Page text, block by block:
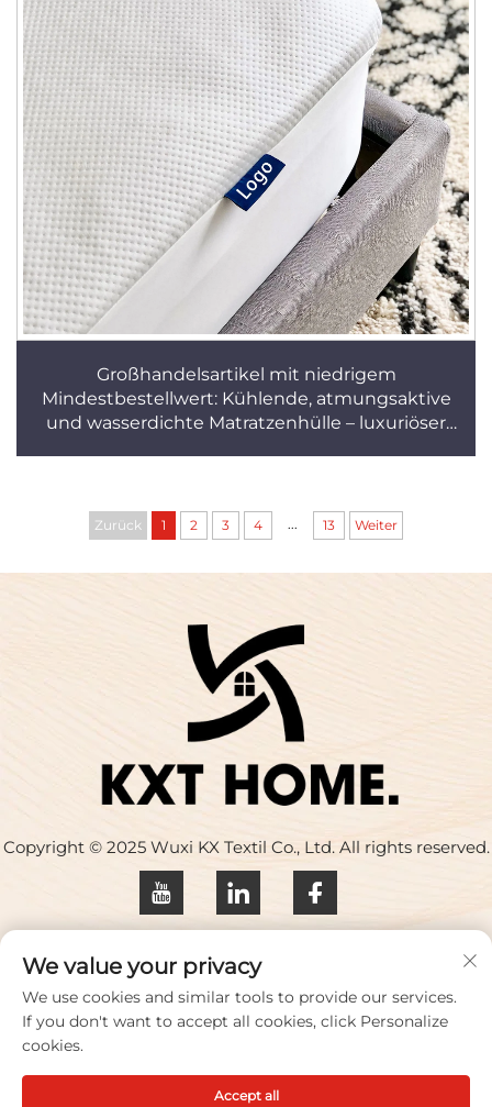
Großhandelsartikel mit niedrigem
Mindestbestellwert: Kühlende, atmungsaktive
und wasserdichte Matratzenhülle – luxuriöser
Zurück 1 2 3 4 ... 13 Weiter
Copyright © 2025 Wuxi KX Textil Co., Ltd. All rights reserved.
Datenschutzrichtlinie
Kontaktieren Sie uns
Address: Gebäude 17, Huaqing Creative Park, Nr. 33
+86-18100656573
We value your privacy
We use cookies and similar tools to provide our services.
If you don't want to accept all cookies, click Personalize
cookies.
Accept all